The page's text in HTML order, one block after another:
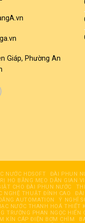
Giáp, Phường An
NƯỚC HDSOFT ĐÀI PHUN
HO BẰNG MẸO DÂN GIAN
CHO ĐÀI PHUN NƯỚC
NGHỆ THUẬT ĐỈNH CAO
ĐÀI
AUTOMATION
Ý NGHĨ
NƯỚC THANH HOÁ THIẾT
TRƯỜNG PHAN NGỌC HIỂN
KÍN CÁP ĐIỆN BƠM CHÌM